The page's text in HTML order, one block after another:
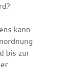
kann
bis zur